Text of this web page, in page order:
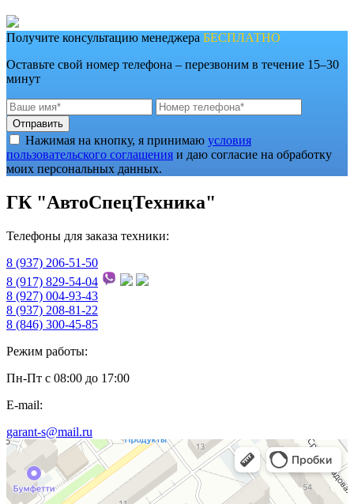
Получите консультацию менеджера БЕСПЛАТНО
Оставьте свой номер телефона – перезвоним в течение 15–30
минут
Отправить
Нажимая на кнопку, я принимаю условия
пользовательского соглашения и даю согласие на обработку
моих персональных данных.
ГК "АвтоСпецТехника"
Телефоны для заказа техники:
8 (937) 206-51-50
8 (917) 829-54-04
8 (927) 004-93-43
8 (937) 208-81-22
8 (846) 300-45-85
Режим работы:
Пн-Пт с 08:00 до 17:00
E-mail:
garant-s@mail.ru